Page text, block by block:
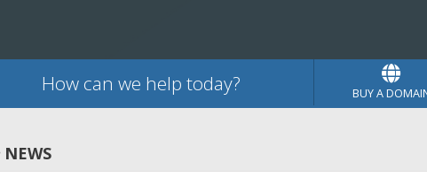
How can we help today? BUY A
NEWS